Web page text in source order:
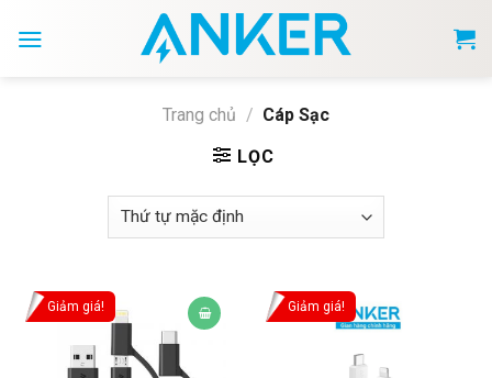
content
Trang chủ / Cáp Sạc
LỌC
Giảm giá! Giảm giá!